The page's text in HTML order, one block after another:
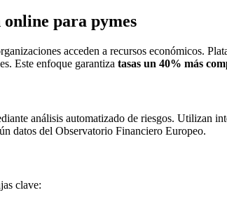
para pymes
acceden a recursos económicos.
Este enfoque garantiza tasas un 40% más
análisis automatizado de riesgos. Utilizan
datos del Observatorio Financiero Europeo.
clave: